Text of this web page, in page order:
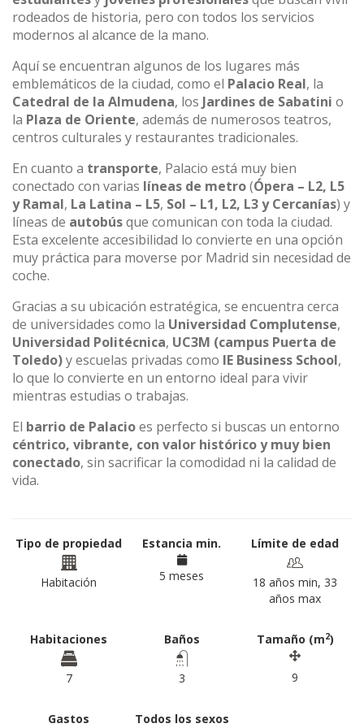
rodeados de historia, pero con todos los servicios
modernos al alcance de la mano.
Aquí se encuentran algunos de los lugares más
emblemáticos de la ciudad, como el Palacio Real, la
Catedral de la Almudena, los Jardines de Sabatini o
la Plaza de Oriente, además de numerosos teatros,
centros culturales y restaurantes tradicionales.
En cuanto a transporte, Palacio está muy bien
conectado con varias líneas de metro(Ópera – L2, L5
y Ramal, La Latina – L5, Sol – L1, L2, L3 y Cercanías) y
líneas de autobúsque comunican con toda la ciudad.
Esta excelente accesibilidad lo convierte en una opción
muy práctica para moverse por Madrid sin necesidad de
coche.
Gracias a su ubicación estratégica, se encuentra cerca
de universidades como la Universidad Complutense,
Universidad Politécnica, UC3M (campus Puerta de
Toledo)y escuelas privadas como IE Business School,
lo que lo convierte en un entorno ideal para vivir
mientras estudias o trabajas.
El barrio de Palacioes perfecto si buscas un entorno
céntrico, vibrante, con valor histórico y muy bien
conectado, sin sacrificar la comodidad ni la calidad de
vida.
Tipo de propiedad
Habitación
Estancia min.
5 meses
Límite de edad
18 años min, 33
años max
Habitaciones
7
Baños
3
Tamaño (m2)
9
Gastos Todos los sexos